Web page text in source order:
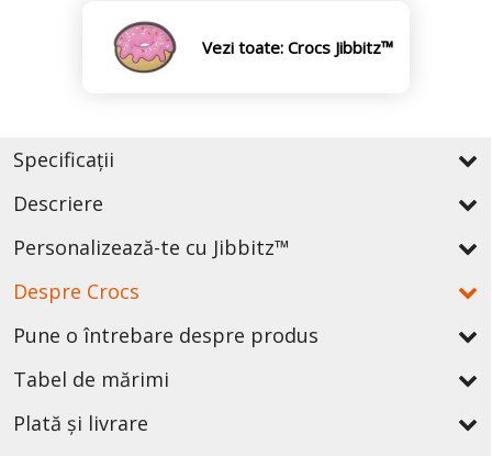
Vezi toate: Crocs Jibbitz™
Specificații
Descriere
Personalizează-te cu Jibbitz™
Despre Crocs
Pune o întrebare despre produs
Tabel de mărimi
Plată și livrare